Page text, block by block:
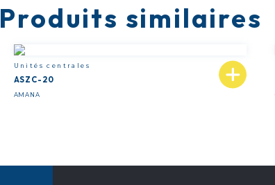
Produits similaires
Unités centrales
ASZC-20
AMANA